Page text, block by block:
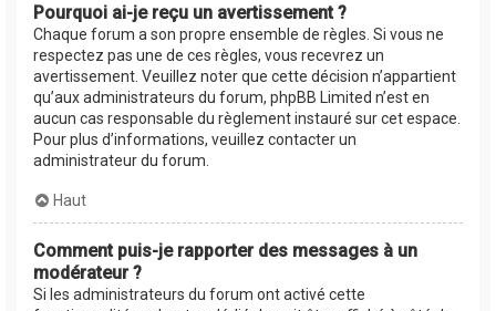
Pourquoi ai-je reçu un avertissement ?
Chaque forum a son propre ensemble de règles. Si vous ne
respectez pas une de ces règles, vous recevrez un
avertissement. Veuillez noter que cette décision n’appartient
qu’aux administrateurs du forum, phpBB Limited n’est en
aucun cas responsable du règlement instauré sur cet espace.
Pour plus d’informations, veuillez contacter un
administrateur du forum.
Haut
Comment puis-je rapporter des messages à un
modérateur ?
Si les administrateurs du forum ont activé cette